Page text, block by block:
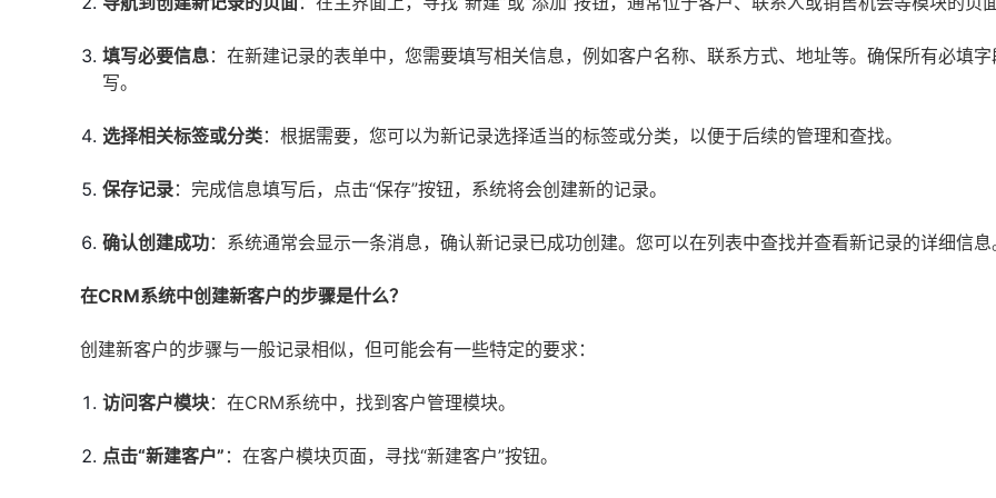
填写必要信息：在新建记录的表单中，您需要填写相关信息，例如客户名称、联系方式、地址等。确保所有必填
写。
选择相关标签或分类：根据需要，您可以为新记录选择适当的标签或分类，以便于后续的管理和查找。
保存记录：完成信息填写后，点击“保存”按钮，系统将会创建新的记录。
确认创建成功：系统通常会显示一条消息，确认新记录已成功创建。您可以在列表中查找并查看新记录的详细信息
在CRM系统中创建新客户的步骤是什么？
创建新客户的步骤与一般记录相似，但可能会有一些特定的要求：
访问客户模块：在CRM系统中，找到客户管理模块。
点击“新建客户” ：在客户模块页面，寻找“新建客户”按钮。